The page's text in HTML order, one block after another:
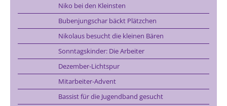
Niko bei den Kleinsten
Bubenjungschar bäckt Plätzchen
Nikolaus besucht die kleinen Bären
Sonntagskinder: Die Arbeiter
Dezember-Lichtspur
Mitarbeiter-Advent
Bassist für die Jugendband gesucht